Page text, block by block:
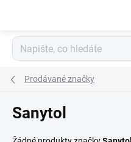
Prodávané značky
Sanytol